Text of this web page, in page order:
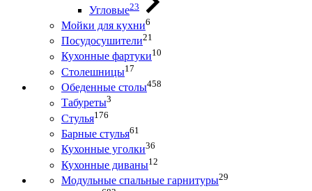
Угловые23
Мойки для кухни6
Посудосушители21
Кухонные фартуки10
Столешницы17
Обеденные столы458
Табуреты3
Стулья176
Барные стулья61
Кухонные уголки36
Кухонные диваны12
Модульные спальные гарнитуры29